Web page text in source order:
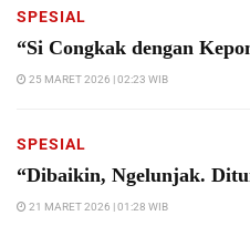
SPESIAL
“Si Congkak dengan
25 MARET 2026 | 02:23 WIB
SPESIAL
“Dibaikin, Ngelunjak.
21 MARET 2026 | 01:28 WIB